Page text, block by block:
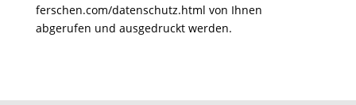
ferschen.com/datenschutz.html von Ihnen
abgerufen und ausgedruckt werden.